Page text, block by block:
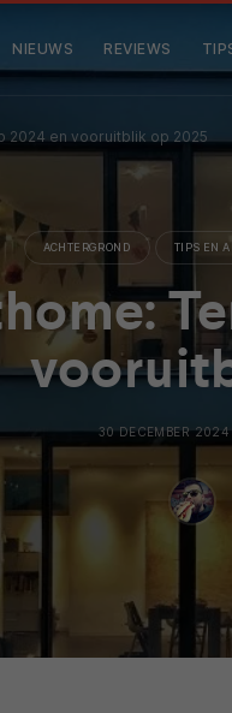
NIEUWS REVIEWS
2024 en vooruitblik op 2025
ACHTERGROND TIPS EN
30 DECEMBER 2024